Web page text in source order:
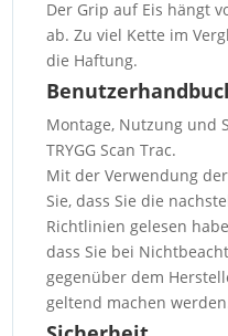
Der Grip auf Eis hängt
ab. Zu viel Kette im
die Haftung.
Montage, Nutzung und
TRYGG Scan Trac.
Mit der Verwendung
Sie, dass Sie die
Richtlinien gelesen
dass Sie bei
gegenüber dem
geltend machen